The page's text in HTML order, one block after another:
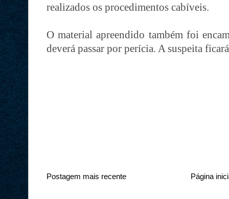
realizados os procedimentos cabíveis.
O material apreendido também foi
deverá passar por perícia. A suspeita
Postagem mais recente Página